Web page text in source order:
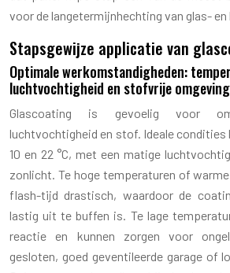
voor de langetermijnhechting van glas-
Stapsgewijze applicatie van
Optimale werkomstandigheden:
luchtvochtigheid en stofvrije omgeving
Glascoating is gevoelig voor
luchtvochtigheid en stof. Ideale condities
10 en 22 °C, met een matige
zonlicht. Te hoge temperaturen of
flash-tijd drastisch, waardoor de
lastig uit te buffen is. Te lage
reactie en kunnen zorgen voor
gesloten, goed geventileerde garage of